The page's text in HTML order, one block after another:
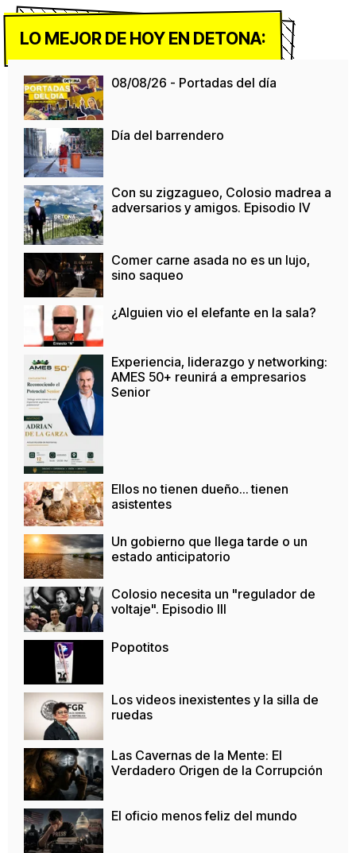
LO MEJOR DE HOY EN DETONA:
08/08/26 - Portadas del día
Día del barrendero
Con su zigzagueo, Colosio madrea a
adversarios y amigos. Episodio IV
Comer carne asada no es un lujo,
sino saqueo
¿Alguien vio el elefante en la sala?
Experiencia, liderazgo y networking:
AMES 50+ reunirá a empresarios
Senior
Ellos no tienen dueño… tienen
asistentes
Un gobierno que llega tarde o un
estado anticipatorio
Colosio necesita un "regulador de
voltaje". Episodio III
Popotitos
Los videos inexistentes y la silla de
ruedas
Las Cavernas de la Mente: El
Verdadero Origen de la Corrupción
El oficio menos feliz del mundo